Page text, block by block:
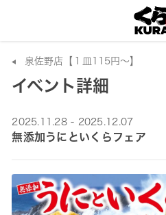
泉佐野店【１皿115円～】
イベント詳細
2025.11.28 - 2025.12.07
無添加うにといくらフェア